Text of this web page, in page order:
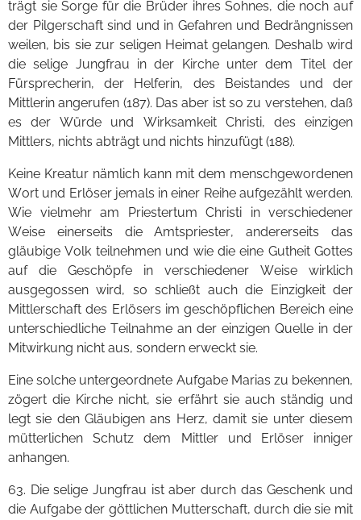
trägt sie Sorge für die Brüder ihres Sohnes, die noch auf
der Pilgerschaft sind und in Gefahren und Bedrängnissen
weilen, bis sie zur seligen Heimat gelangen. Deshalb wird
die selige Jungfrau in der Kirche unter dem Titel der
Fürsprecherin, der Helferin, des Beistandes und der
Mittlerin angerufen (187). Das aber ist so zu verstehen, daß
es der Würde und Wirksamkeit Christi, des einzigen
Mittlers, nichts abträgt und nichts hinzufügt (188).
Keine Kreatur nämlich kann mit dem menschgewordenen
Wort und Erlöser jemals in einer Reihe aufgezählt werden.
Wie vielmehr am Priestertum Christi in verschiedener
Weise einerseits die Amtspriester, andererseits das
gläubige Volk teilnehmen und wie die eine Gutheit Gottes
auf die Geschöpfe in verschiedener Weise wirklich
ausgegossen wird, so schließt auch die Einzigkeit der
Mittlerschaft des Erlösers im geschöpflichen Bereich eine
unterschiedliche Teilnahme an der einzigen Quelle in der
Mitwirkung nicht aus, sondern erweckt sie.
Eine solche untergeordnete Aufgabe Marias zu bekennen,
zögert die Kirche nicht, sie erfährt sie auch ständig und
legt sie den Gläubigen ans Herz, damit sie unter diesem
mütterlichen Schutz dem Mittler und Erlöser inniger
anhangen.
63. Die selige Jungfrau ist aber durch das Geschenk und
die Aufgabe der göttlichen Mutterschaft, durch die sie mit